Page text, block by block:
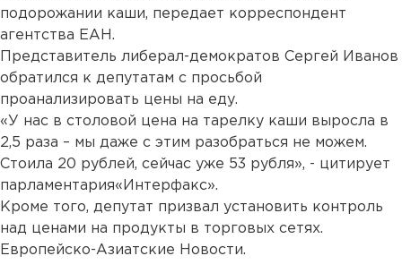
подорожании каши, передает корреспондент
агентства ЕАН.
Представитель либерал-демократов Сергей Иванов
обратился к депутатам с просьбой
проанализировать цены на еду.
«У нас в столовой цена на тарелку каши выросла в
2,5 раза – мы даже с этим разобраться не можем.
Стоила 20 рублей, сейчас уже 53 рубля», - цитирует
парламентария«Интерфакс».
Кроме того, депутат призвал установить контроль
над ценами на продукты в торговых сетях.
Европейско-Азиатские Новости.